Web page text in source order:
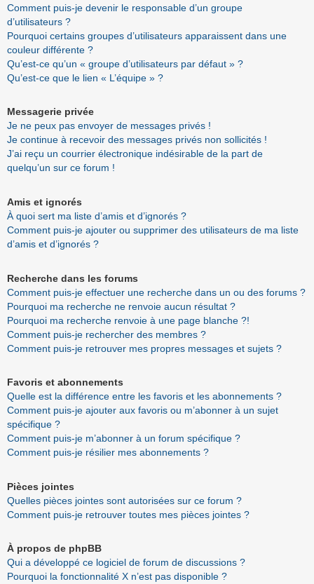
Comment puis-je devenir le responsable d’un groupe
d’utilisateurs ?
Pourquoi certains groupes d’utilisateurs apparaissent dans une
couleur différente ?
Qu’est-ce qu’un « groupe d’utilisateurs par défaut » ?
Qu’est-ce que le lien « L’équipe » ?
Messagerie privée
Je ne peux pas envoyer de messages privés !
Je continue à recevoir des messages privés non sollicités !
J’ai reçu un courrier électronique indésirable de la part de
quelqu’un sur ce forum !
Amis et ignorés
À quoi sert ma liste d’amis et d’ignorés ?
Comment puis-je ajouter ou supprimer des utilisateurs de ma liste
d’amis et d’ignorés ?
Recherche dans les forums
Comment puis-je effectuer une recherche dans un ou des forums ?
Pourquoi ma recherche ne renvoie aucun résultat ?
Pourquoi ma recherche renvoie à une page blanche ?!
Comment puis-je rechercher des membres ?
Comment puis-je retrouver mes propres messages et sujets ?
Favoris et abonnements
Quelle est la différence entre les favoris et les abonnements ?
Comment puis-je ajouter aux favoris ou m’abonner à un sujet
spécifique ?
Comment puis-je m’abonner à un forum spécifique ?
Comment puis-je résilier mes abonnements ?
Pièces jointes
Quelles pièces jointes sont autorisées sur ce forum ?
Comment puis-je retrouver toutes mes pièces jointes ?
À propos de phpBB
Qui a développé ce logiciel de forum de discussions ?
Pourquoi la fonctionnalité X n’est pas disponible ?